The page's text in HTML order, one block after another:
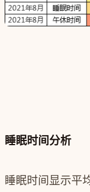
睡眠时间分析
睡眠时间显示平